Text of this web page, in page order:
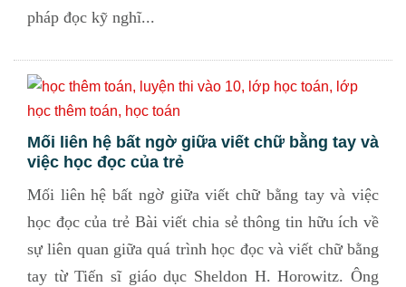
pháp đọc kỹ nghĩ...
Mối liên hệ bất ngờ giữa viết chữ bằng tay và
việc học đọc của trẻ
Mối liên hệ bất ngờ giữa viết chữ bằng tay và việc
học đọc của trẻ Bài viết chia sẻ thông tin hữu ích về
sự liên quan giữa quá trình học đọc và viết chữ bằng
tay từ Tiến sĩ giáo dục Sheldon H. Horowitz. Ông